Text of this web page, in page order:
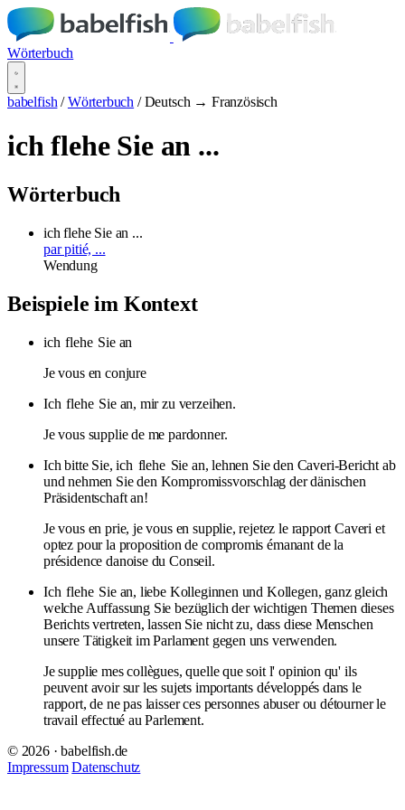
Wörterbuch
babelfish / Wörterbuch / Deutsch → Französisch
ich flehe Sie an ...
Wörterbuch
ich flehe Sie an ...
par pitié, ...
Wendung
Beispiele im Kontext
ich flehe Sie an
Je vous en conjure
Ich flehe Sie an, mir zu verzeihen.
Je vous supplie de me pardonner.
Ich bitte Sie, ich flehe Sie an, lehnen Sie den Caveri-Bericht ab
und nehmen Sie den Kompromissvorschlag der dänischen
Präsidentschaft an!
Je vous en prie, je vous en supplie, rejetez le rapport Caveri et
optez pour la proposition de compromis émanant de la
présidence danoise du Conseil.
Ich flehe Sie an, liebe Kolleginnen und Kollegen, ganz gleich
welche Auffassung Sie bezüglich der wichtigen Themen dieses
Berichts vertreten, lassen Sie nicht zu, dass diese Menschen
unsere Tätigkeit im Parlament gegen uns verwenden.
Je supplie mes collègues, quelle que soit l' opinion qu' ils
peuvent avoir sur les sujets importants développés dans le
rapport, de ne pas laisser ces personnes abuser ou détourner le
travail effectué au Parlement.
© 2026 · babelfish.de
Impressum Datenschutz